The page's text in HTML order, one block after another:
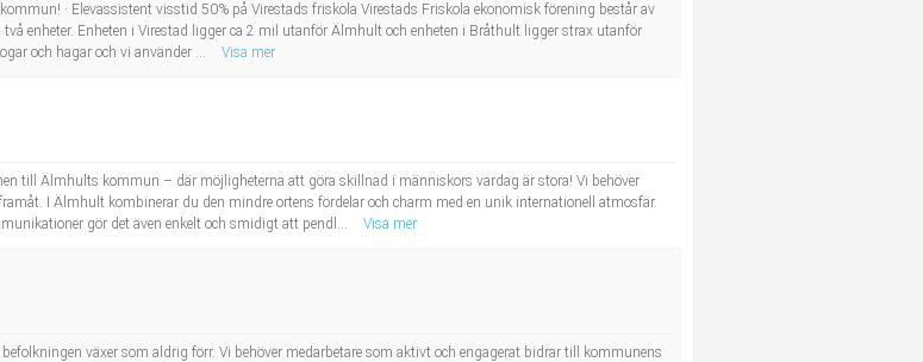
· Elevassistent visstid 50% på Virestads friskola Virestads Friskola ekonomisk förening består av
enheter. Enheten i Virestad ligger ca 2 mil utanför Älmhult och enheten i Bråthult ligger strax utanför
och hagar och vi använder ...
Visa mer
till Älmhults kommun – där möjligheterna att göra skillnad i människors vardag är stora! Vi behöver
I Älmhult kombinerar du den mindre ortens fördelar och charm med en unik internationell atmosfär.
gör det även enkelt och smidigt att pendl...
Visa mer
växer som aldrig förr. Vi behöver medarbetare som aktivt och engagerat bidrar till kommunens